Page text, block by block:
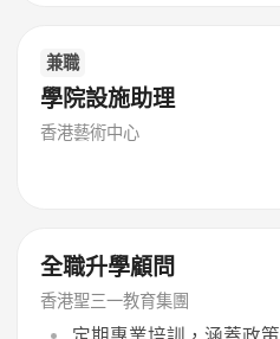
兼職
學院設施助理
香港藝術中心
全職升學顧問
香港聖三一教育集團